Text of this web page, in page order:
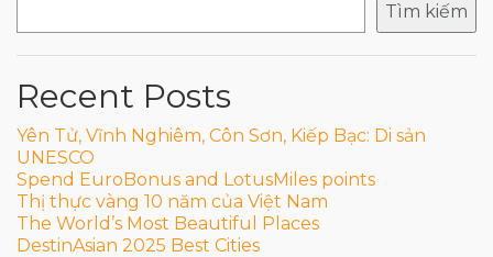
Tìm kiếm
Recent Posts
Yên Tử, Vĩnh Nghiêm, Côn Sơn, Kiếp Bạc: Di sản
UNESCO
Spend EuroBonus and LotusMiles points
Thị thực vàng 10 năm của Việt Nam
The World’s Most Beautiful Places
DestinAsian 2025 Best Cities